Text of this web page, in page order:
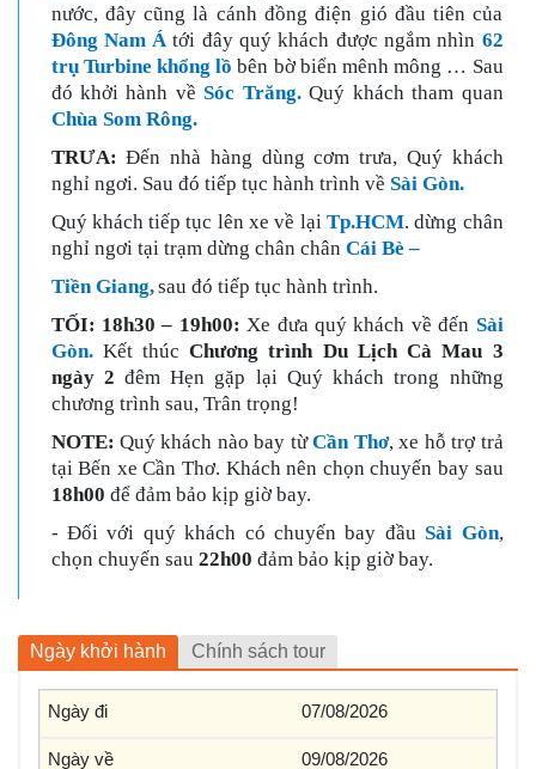
nước, đây cũng là cánh đồng điện gió đầu tiên của
Đông Nam Átới đây quý khách được ngắm nhìn 62
trụ Turbine khổng lồ bên bờ biển mênh mông … Sau
đó khởi hành vềSóc Trăng.Quý khách tham quan
Chùa Som Rông.
TRƯA: Đến nhà hàng dùng cơm trưa, Quý khách
nghỉ ngơi. Sau đó tiếp tục hành trình về Sài Gòn.
Quý khách tiếp tục lên xe về lại Tp.HCM. dừng chân
nghỉ ngơi tại trạm dừng chân chân Cái Bè –
Tiền Giang,sau đó tiếp tục hành trình.
TỐI: 18h30 – 19h00: Xe đưa quý khách về đến Sài
Gòn.Kết thúcChương trình Du Lịch Cà Mau 3
ngày 2 đêm Hẹn gặp lại Quý khách trong những
chương trình sau, Trân trọng!
NOTE: Quý khách nào bay từCần Thơ, xe hỗ trợ trả
tại Bến xe Cần Thơ. Khách nên chọn chuyến bay sau
18h00 để đảm bảo kịp giờ bay.
- Đối với quý khách có chuyến bay đầuSài Gòn,
chọn chuyến sau 22h00 đảm bảo kịp giờ bay.
Ngày khởi hành Chính sách tour
07/08/2026
09/08/2026